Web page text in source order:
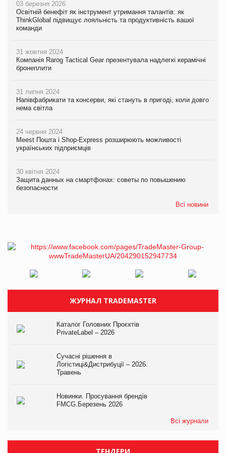
03 березня 2026
Освітній бенефіт як інструмент утримання талантів: як
ThinkGlobal підвищує лояльність та продуктивність вашої
команди
31 жовтня 2024
Компанія Rarog Tactical Gear презентувала надлегкі керамічні
бронеплити
31 липня 2024
Напівфабрикати та консерви, які стануть в пригоді, коли довго
нема світла
24 червня 2024
Meest Пошта і Shop-Express розширюють можливості
українських підприємців
30 квітня 2024
Защита данных на смартфонах: советы по повышению
безопасности
Всі новини
ЖУРНАЛ TRADEMASTER
Каталог Головних Проєктів
PrivateLabel – 2026
Сучасні рішення в
Логістиці&Дистрибуції – 2026.
Травень
Новинки. Просування брендів
FMCG.Березень 2026
Всі журнали